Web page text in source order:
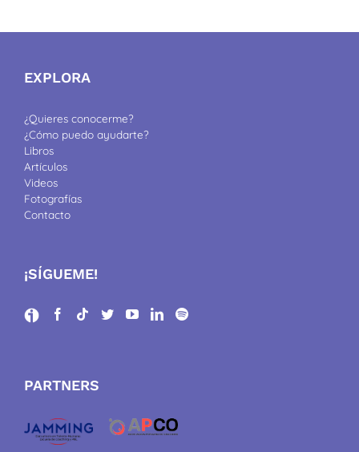
EXPLORA
¿Quieres conocerme?
¿Cómo puedo ayudarte?
Libros
Artículos
Videos
Fotografías
Contacto
¡SÍGUEME!
PARTNERS